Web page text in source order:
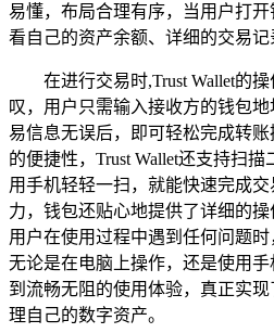
易懂，布局合理有序，当用户打
看自己的资产余额、详细的交易记
在进行交易时,Trust Wallet的
叹，用户只需输入接收方的钱包
易信息无误后，即可轻松完成转
的便捷性，Trust Wallet还支持扫
用手机轻轻一扫，就能快速完成
力，钱包还贴心地提供了详细的
用户在使用过程中遇到任何问题时
无论是在电脑上操作，还是使用
到流畅无阻的使用体验，真正实
理自己的数字资产。